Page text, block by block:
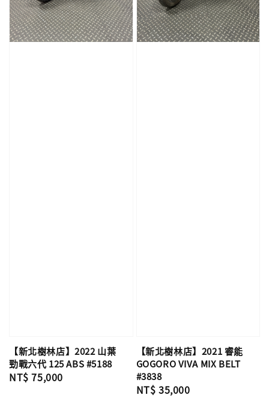
【新北樹林店】2022 山葉
勁戰六代 125 ABS #5188
Regular
NT$ 75,000
【新北樹林店】2021 睿能
GOGORO VIVA MIX BELT
#3838
Regular
NT$ 35,000